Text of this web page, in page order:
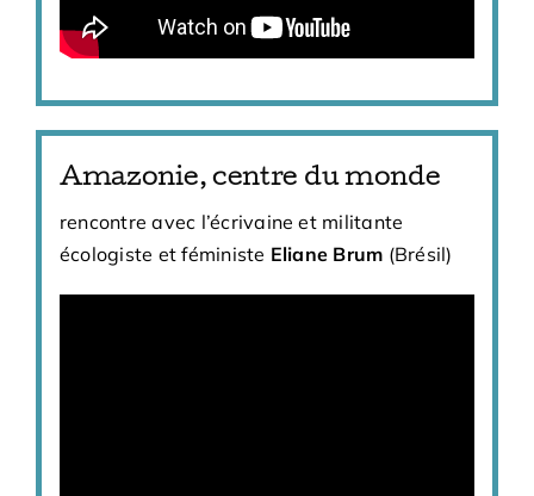
Amazonie, centre du monde
rencontre avec l’écrivaine et militante
écologiste et féministe Eliane Brum (Brésil)